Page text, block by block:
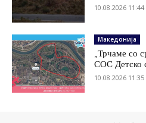
10.08.2026 11:44
Македонија
„Трчаме со
СОС Детско
10.08.2026 11:35